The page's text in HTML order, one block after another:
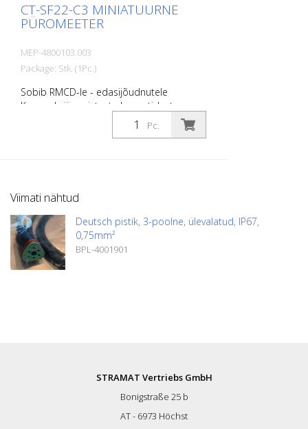
CT-SF22-C3 MINIATUURNE
PÜROMEETER
MEP-4800103.003
Package: Stk. (1Pc.)
Sobib RMCD-le - edasijõudnutele
Koosneb järgmistest elementidest: -
Roostevabast terasest andur koos
kinnitusmutriga (M12x1). - 3 m pikkune
Pc.
Viimati nähtud
Deutsch pistik, 3-poolne, ülevalatud, IP67,
0,75mm²
BPL-4001901
STRAMAT Vertriebs GmbH
Bonigstraße 25 b
AT - 6973 Höchst